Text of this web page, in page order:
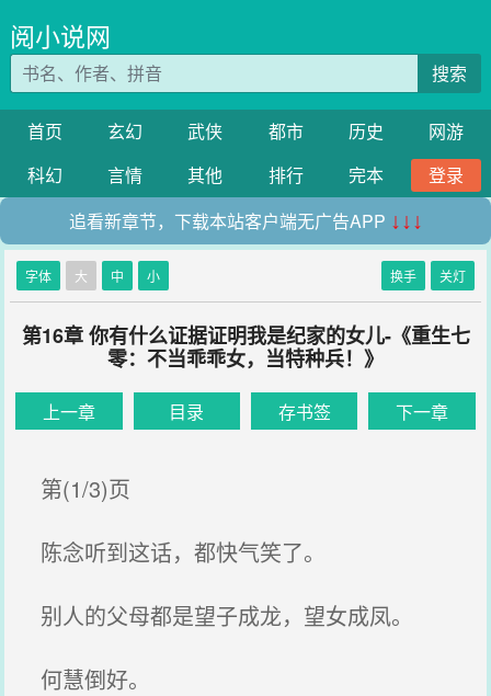
阅小说网
搜索
首页 玄幻 武侠 都市 历史
网游
科幻
言情 其他 排行 完本
登录
追看新章节，下载本站客户端无广告APP ↓↓↓
字体 大 中 小 换手 关灯
第16章 你有什么证据证明我是纪家的女儿-《重生七
零：不当乖乖女，当特种兵！》
上一章 目录 存书签 下一章
第(1/3)页
陈念听到这话，都快气笑了。
别人的父母都是望子成龙，望女成凤。
何慧倒好。